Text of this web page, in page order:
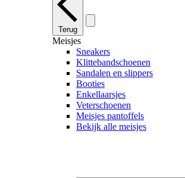
Terug
Meisjes
Sneakers
Klittebandschoenen
Sandalen en slippers
Booties
Enkellaarsjes
Veterschoenen
Meisjes pantoffels
Bekijk alle meisjes